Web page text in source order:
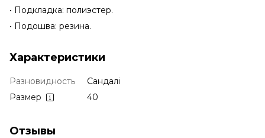
• Подкладка: полиэстер.
• Подошва: резина.
Характеристики
Разновидность
Сандалі
Размер
40
Отзывы